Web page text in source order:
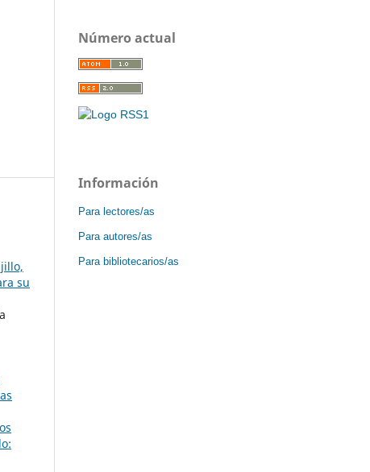
su
Número actual
Información
Para lectores/as
Para autores/as
Para bibliotecarios/as